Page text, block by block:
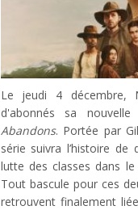
Le jeudi 4 décembre,
d'abonnés sa
Abandons. Portée par
série suivra l’histoire
lutte des classes dans
Tout bascule pour ces
retrouvent finalement